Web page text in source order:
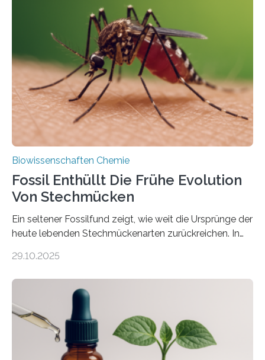
Grünalgen, die vor Hunderten von Millionen Jahren
lebten. Unter den Vorfahren sticht eine Gruppe heraus,
die noch heute in der Natur vorkommt: die
Süßwasseralge Coleochaetophyceae. Einige Arten
dieser Gruppe bilden aus Zellfäden dichte Geflechte
mit scheibenförmiger Gestalt. Was auffällig ist: Die
nächsten…
Biowissenschaften Chemie
Fossil Enthüllt Die Frühe Evolution
Von Stechmücken
Ein seltener Fossilfund zeigt, wie weit die Ursprünge der
heute lebenden Stechmückenarten zurückreichen. In
Forschende die bisher älteste bekannte Stechmücken-
Region Kachin in Myanmar und hat sich in
ausgezeichnetem Zustand erhalten. Es konnte als neue
Art einer neuen Gattung beschrieben werden und trägt
nun den Namen Cretosabethes primaevus. Dieser erste
fossile Nachweis einer Stechmückenlarve in Bernstein
29.10.2025